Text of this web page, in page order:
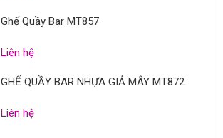
Ghế Quầy Bar MT857
Liên hệ
GHẾ QUẦY BAR NHỰA GIẢ MÂY MT872
Liên hệ